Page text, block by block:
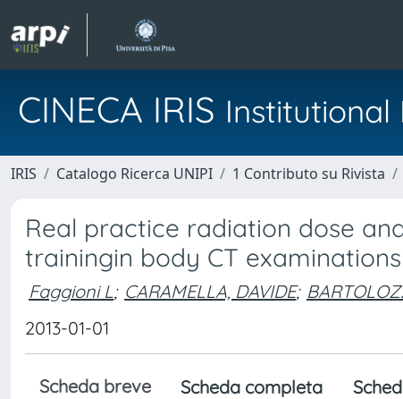
CINECA IRIS Institutional
IRIS Catalogo Ricerca UNIPI 1 Contributo su Rivista
Real practice radiation dose
trainingin body CT examinations
Faggioni L; CARAMELLA, DAVIDE;
2013-01-01
Scheda breve Scheda completa